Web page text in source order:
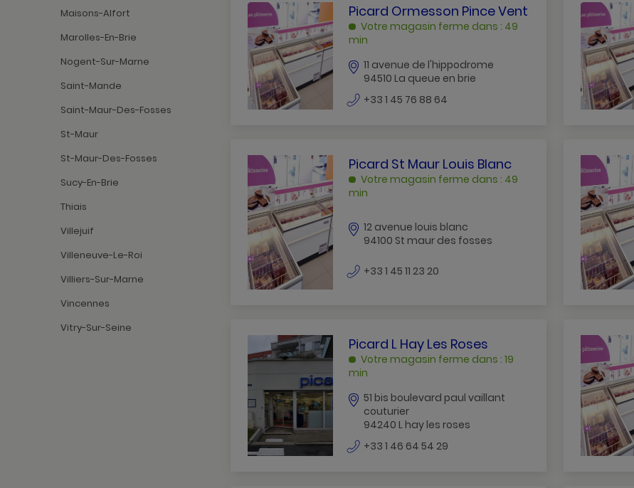
Maisons-Alfort
Marolles-En-Brie
Nogent-Sur-Marne
Saint-Mande
Saint-Maur-Des-Fosses
St-Maur
St-Maur-Des-Fosses
Sucy-En-Brie
Thiais
Villejuif
Villeneuve-Le-Roi
Villiers-Sur-Marne
Vincennes
Vitry-Sur-Seine
PICARD
ORMESSON
PINCE
LA
QUEUE
EN
Picard Ormesson Pince Vent
Votre magasin ferme dans : 49
min
11 avenue de l'hippodrome
94510 La queue en brie
+33 1 45 76 88 64
PICARD
ST
MAUR
BLANC
ST
DES
Picard St Maur Louis Blanc
Votre magasin ferme dans : 49
min
12 avenue louis blanc
94100 St maur des fosses
+33 1 45 11 23 20
PICARD
L
HAY
ROSES
HAY
LES
Picard L Hay Les Roses
Votre magasin ferme dans : 19
min
51 bis boulevard paul vaillant
couturier
94240 L hay les roses
+33 1 46 64 54 29